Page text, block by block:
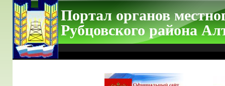
Портал органов
Рубцовского района